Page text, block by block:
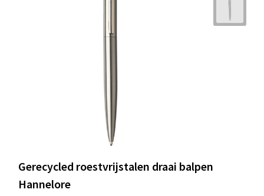
Gerecycled roestvrijstalen draai balpen
Hannelore